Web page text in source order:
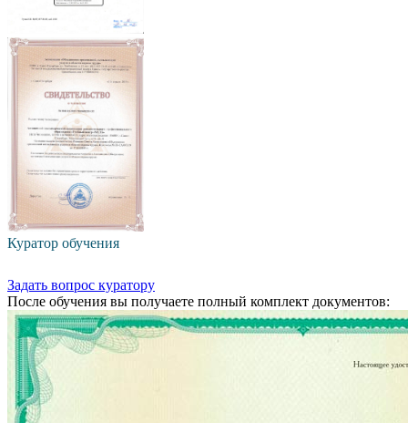
Куратор обучения
Задать вопрос куратору
После обучения вы получаете полный комплект документов: